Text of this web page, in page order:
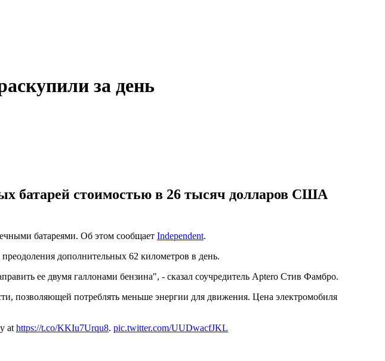
за день
батарей стоимостью в 26 тысяч долларов США
батареями. Об этом сообщает Independent.
дополнительных 62 километров в день.
ее двумя галлонами бензина", - сказал соучредитель Aptero Стив Фамбро.
позволяющей потреблять меньше энергии для движения. Цена электромобиля
at https://t.co/KKIu7Urqu8. pic.twitter.com/UUDwacfJKL